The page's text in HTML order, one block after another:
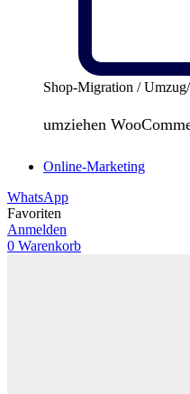
Shop-Migration /
umziehen
Online-Marketing
WhatsApp
Favoriten
Anmelden
0 Warenkorb